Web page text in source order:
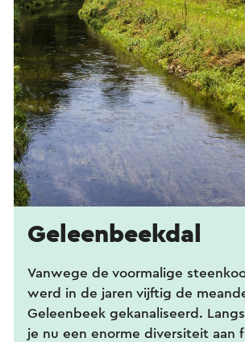
Geleenbeekdal
Vanwege de voormalige
werd in de jaren vijftig de
Geleenbeek gekanaliseerd.
je nu een enorme diversiteit aan